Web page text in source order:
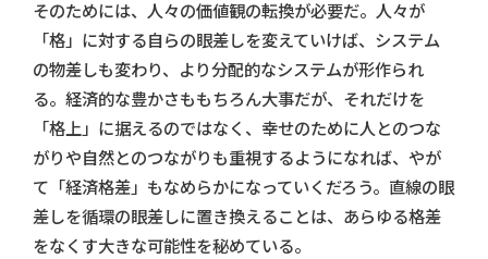
そのためには、人々の価値観の転換が必要だ。人々が
「格」に対する自らの眼差しを変えていけば、システム
の物差しも変わり、より分配的なシステムが形作られ
る。経済的な豊かさももちろん大事だが、それだけを
「格上」に据えるのではなく、幸せのために人とのつな
がりや自然とのつながりも重視するようになれば、やが
て「経済格差」もなめらかになっていくだろう。直線の眼
差しを循環の眼差しに置き換えることは、あらゆる格差
をなくす大きな可能性を秘めている。